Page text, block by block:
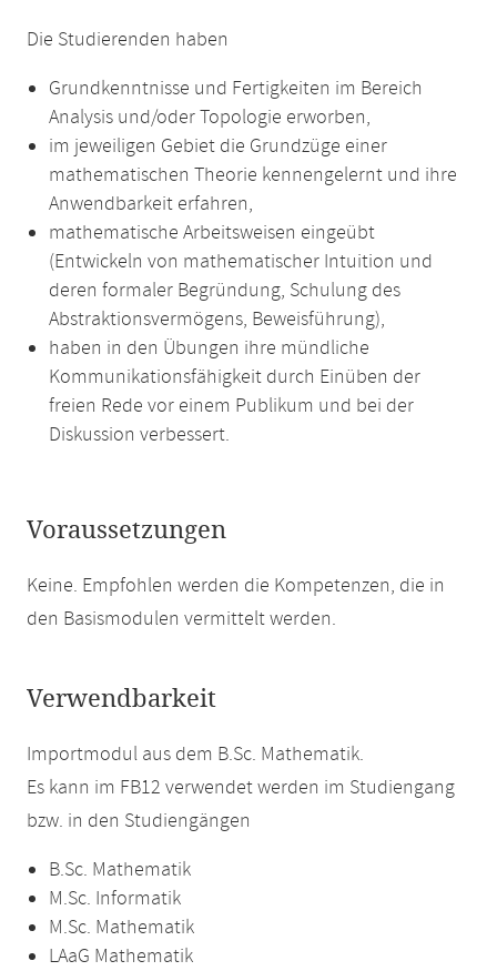
Die Studierenden haben
Grundkenntnisse und Fertigkeiten im Bereich
Analysis und/oder Topologie erworben,
im jeweiligen Gebiet die Grundzüge einer
mathematischen Theorie kennengelernt und ihre
Anwendbarkeit erfahren,
mathematische Arbeitsweisen eingeübt
(Entwickeln von mathematischer Intuition und
deren formaler Begründung, Schulung des
Abstraktionsvermögens, Beweisführung),
haben in den Übungen ihre mündliche
Kommunikationsfähigkeit durch Einüben der
freien Rede vor einem Publikum und bei der
Diskussion verbessert.
Voraussetzungen
Keine. Empfohlen werden die Kompetenzen, die in
den Basismodulen vermittelt werden.
Verwendbarkeit
Importmodul aus dem B.Sc. Mathematik.
Es kann im FB12 verwendet werden im Studiengang
bzw. in den Studiengängen
B.Sc. Mathematik
M.Sc. Informatik
M.Sc. Mathematik
LAaG Mathematik